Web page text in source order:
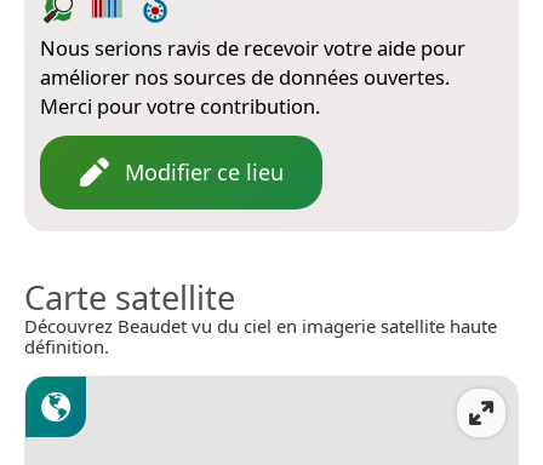
Nous serions ravis de recevoir votre aide pour
améliorer nos sources de données ouvertes.
Merci pour votre contribution.
Modifier ce lieu
Carte satellite
Découvrez Beaudet vu du ciel en imagerie satellite haute
définition.